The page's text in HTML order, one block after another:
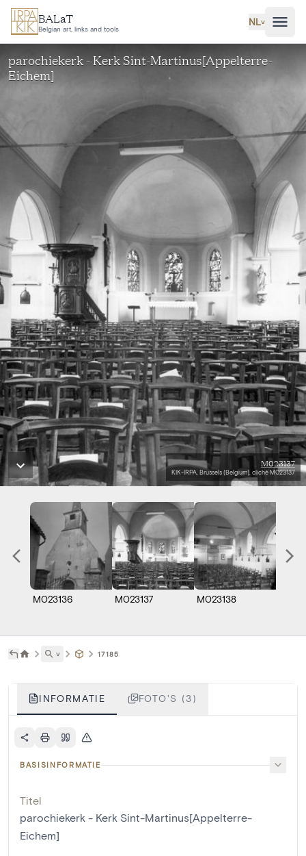
Ga naar hoofdinhoud
BALaT
Belgian art, links and tools
NL˅
parochiekerk - Kerk Sint-Martinus[Appelterre-
Eichem]
M023137
KIK-IRPA, Brussels (Belgium), cliché M023137
M023136 M023137 M023138
˅ 17185
INFORMATIE FOTO'S (3)
BASISINFORMATIE
Titel
parochiekerk - Kerk Sint-Martinus[Appelterre-
Eichem]